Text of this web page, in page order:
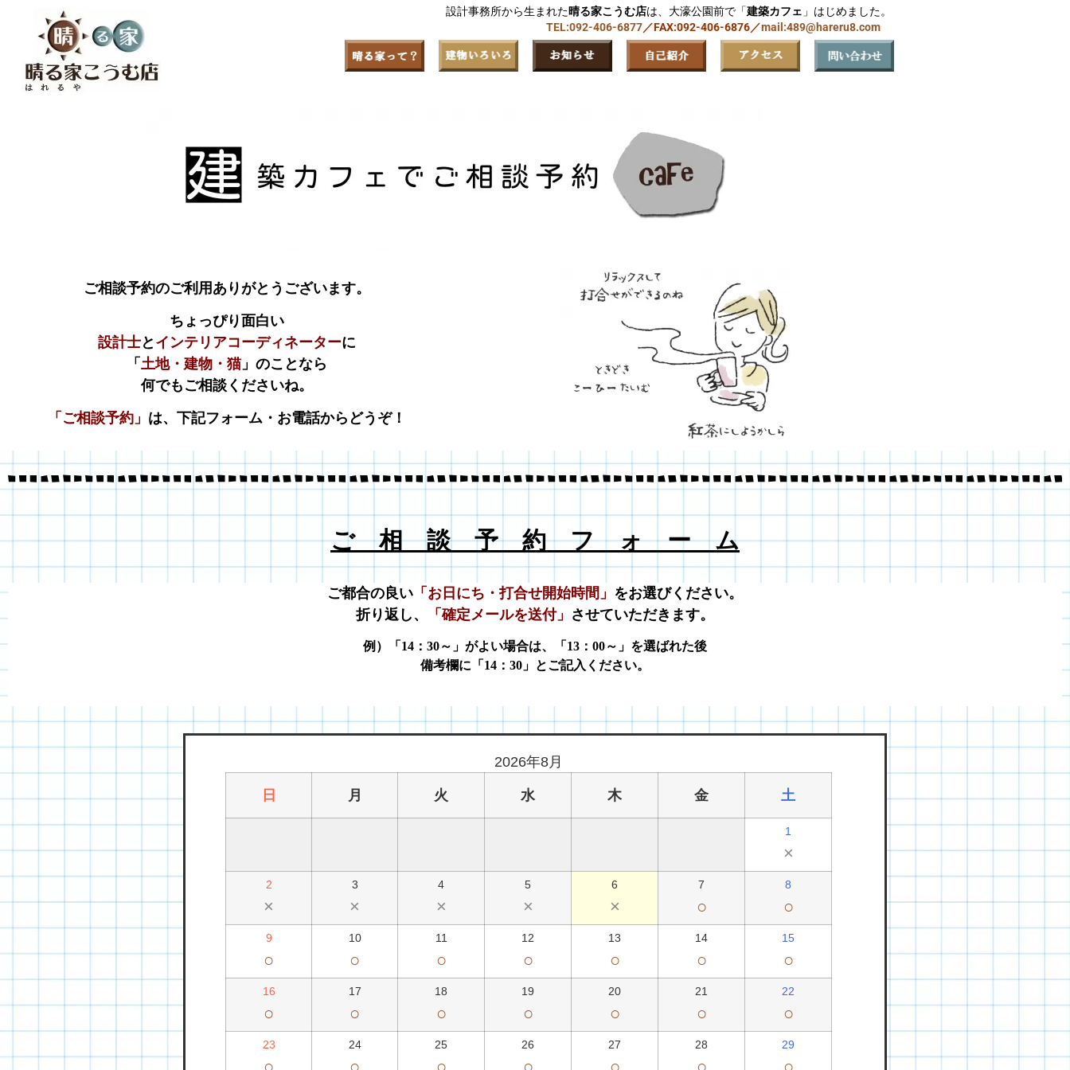
設計事務所から生まれた晴る家こうむ店は、大濠公園前で「建築カフェ 」はじめました。
TEL:092-406-6877／FAX:092-406-6876／mail:489@hareru8.com
ご相談予約のご利用ありがとうございます。
ちょっぴり面白い
設計士と インテリアコーディネーターに
「 土地・建物・猫」のことなら
何でもご相談くださいね。
「ご相談予約」 は、下記フォーム・お電話からどうぞ！
ご 相 談 予 約 フ ォ ー ム
ご都合の良い 「お日にち・打合せ開始時間」 をお選びください。
折り返し、
「確定メールを送付」 させていただきます。
例）「14：30～」がよい場合は、
「13：00～」を選ばれた後
備考欄に「14：30」とご記入ください。
2026年8月
日 月 火 水 木 金 土
1
×
2
×
3
×
4
×
5
×
6
×
7
○
8
○
9
○
10
○
11
○
12
○
13
○
14
○
15
○
16
○
17
○
18
○
19
○
20
○
21
○
22
○
23 24 25 26 27 28 29